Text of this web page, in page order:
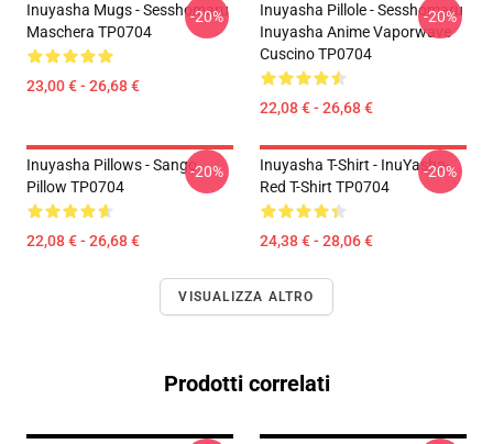
Inuyasha Mugs - Sesshomaru
Maschera TP0704
23,00 € - 26,68 €
-20%
Inuyasha Pillole - Sesshomaru
Inuyasha Anime Vaporwave
Cuscino TP0704
22,08 € - 26,68 €
-20%
Inuyasha Pillows - Sango
Pillow TP0704
22,08 € - 26,68 €
-20%
Inuyasha T-Shirt - InuYasha-
Red T-Shirt TP0704
24,38 € - 28,06 €
-20%
VISUALIZZA ALTRO
Prodotti correlati